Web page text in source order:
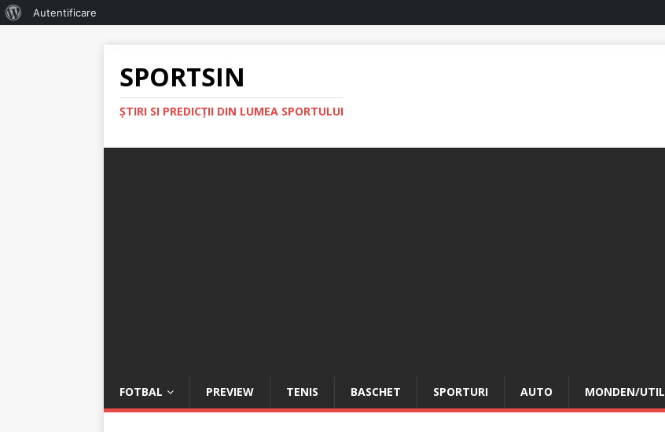
Autentificare
SPORTSIN
ŞTIRI SI PREDICŢII DIN LUMEA SPORTULUI
FOTBAL PREVIEW TENIS BASCHET SPORTURI AUTO MONDEN/UTIL